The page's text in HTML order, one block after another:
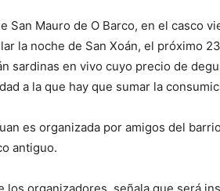
San Mauro de O Barco, en el casco
la noche de San Xoán, el próximo
sardinas en vivo cuyo precio de
a la que hay que sumar la
es organizada por amigos del
antiguo.